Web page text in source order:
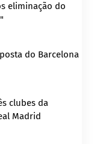
eliminação do
do Barcelona
clubes da
Madrid